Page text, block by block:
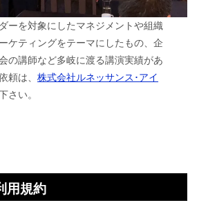
ーを対象にしたマネジメントや組織
ケティングをテーマにしたもの、企
の講師など多岐に渡る講演実績があ
頼は、株式会社ルネッサンス･アイ
さい。
用規約